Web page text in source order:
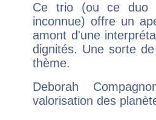
Ce trio (ou ce duo
inconnue) offre un
amont d'une
dignités. Une sorte
thème.
Deborah
valorisation des